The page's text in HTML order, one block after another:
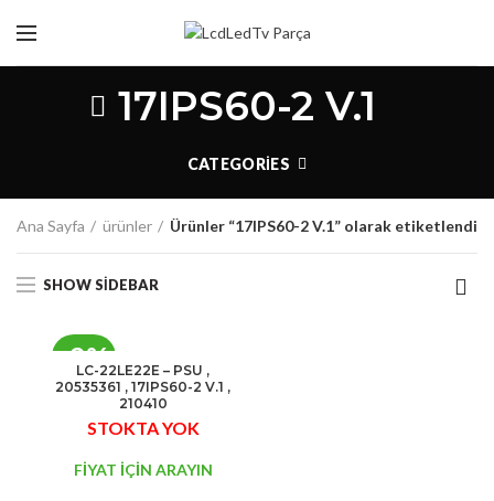
17IPS60-2 V.1
CATEGORIES
Ana Sayfa ürünler Ürünler “17IPS60-2 V.1” olarak etiketlendi
SHOW SIDEBAR
-9%
STOK
YOK
LC-22LE22E – PSU ,
20535361 , 17IPS60-2 V.1 ,
210410
FİYAT İÇİN ARAYIN
STOKTA YOK